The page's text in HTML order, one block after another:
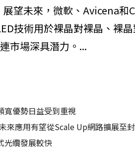
望未來，微軟、Avicena和
技術用於裸晶對裸晶、裸
市場深具潛力。...
優勢日益受到重視
應用有望從Scale Up網路擴展至
光纜發展較快